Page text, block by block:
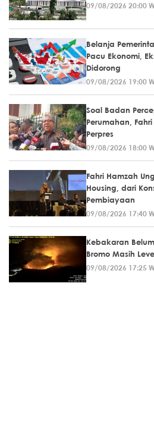
09/08/2026 20:00
Belanja
Pacu Ekonomi,
Didorong
09/08/2026 19:00
Soal Badan
Perumahan,
Perpres
09/08/2026 18:00
Fahri Hamzah
Housing, dari
Pembiayaan
09/08/2026 17:40
Kebakaran
Bromo Masih
09/08/2026 17:25